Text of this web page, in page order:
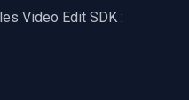
Video Edit SDK :